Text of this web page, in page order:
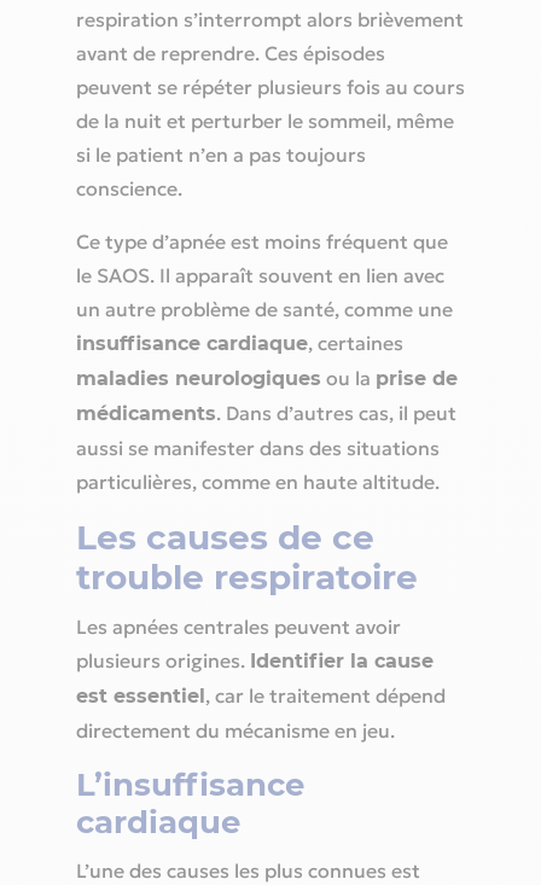
respiration s’interrompt alors brièvement
avant de reprendre. Ces épisodes
peuvent se répéter plusieurs fois au cours
de la nuit et perturber le sommeil, même
si le patient n’en a pas toujours
conscience.
Ce type d’apnée est moins fréquent que
le SAOS. Il apparaît souvent en lien avec
un autre problème de santé, comme une
insuffisance cardiaque, certaines
maladies neurologiques ou la prise de
médicaments. Dans d’autres cas, il peut
aussi se manifester dans des situations
particulières, comme en haute altitude.
Les causes de ce
trouble respiratoire
Les apnées centrales peuvent avoir
plusieurs origines. Identifier la cause
est essentiel, car le traitement dépend
directement du mécanisme en jeu.
L’insuffisance
cardiaque
L’une des causes les plus connues est